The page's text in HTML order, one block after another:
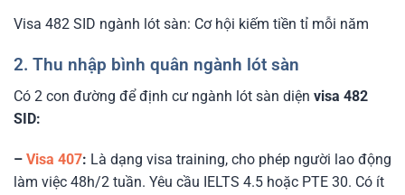
Visa 482 SID ngành lót sàn: Cơ hội kiếm tiền tỉ mỗi năm
2. Thu nhập bình quân ngành lót sàn
Có 2 con đường để định cư ngành lót sàn diện visa 482
SID:
– Visa 407: Là dạng visa training, cho phép người lao động
làm việc 48h/2 tuần. Yêu cầu IELTS 4.5 hoặc PTE 30. Có ít